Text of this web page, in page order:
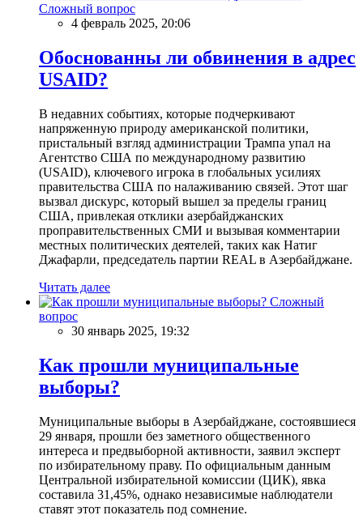
Сложный вопрос
4 февраль 2025, 20:06
Обоснованны ли обвинения в адрес
USAID?
В недавних событиях, которые подчеркивают
напряженную природу американской политики,
пристальный взгляд администрации Трампа упал на
Агентство США по международному развитию
(USAID), ключевого игрока в глобальных усилиях
правительства США по налаживанию связей. Этот шаг
вызвал дискурс, который вышел за пределы границ
США, привлекая отклики азербайджанских
проправительственных СМИ и вызывая комментарии
местных политических деятелей, таких как Натиг
Джафарли, председатель партии REAL в Азербайджане.
Читать далее
Сложный
вопрос
30 январь 2025, 19:32
Как прошли муниципальные
выборы?
Муниципальные выборы в Азербайджане, состоявшиеся
29 января, прошли без заметного общественного
интереса и предвыборной активности, заявил эксперт
по избирательному праву. По официальным данным
Центральной избирательной комиссии (ЦИК), явка
составила 31,45%, однако независимые наблюдатели
ставят этот показатель под сомнение.